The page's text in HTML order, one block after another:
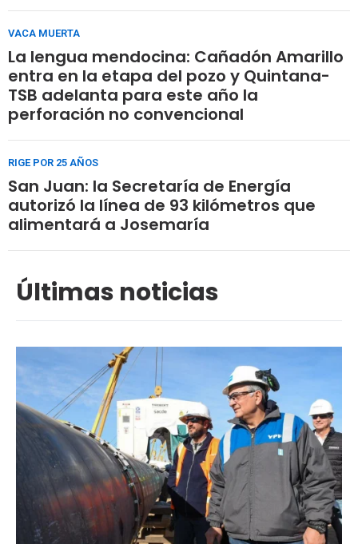
VACA MUERTA
La lengua mendocina: Cañadón Amarillo
entra en la etapa del pozo y Quintana-
TSB adelanta para este año la
perforación no convencional
RIGE POR 25 AÑOS
San Juan: la Secretaría de Energía
autorizó la línea de 93 kilómetros que
alimentará a Josemaría
Últimas noticias